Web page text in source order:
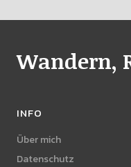
Wandern,
INFO
Über mich
Datenschutz